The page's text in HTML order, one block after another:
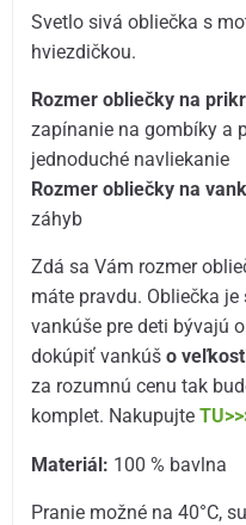
Svetlo sivá obliečka s
hviezdičkou.
Rozmer obliečky na
zapínanie na gombíky a
jednoduché navliekanie
Rozmer obliečky na
záhyb
Zdá sa Vám rozmer
máte pravdu. Obliečka
vankúše pre deti bývajú
dokúpiť vankúš o
za rozumnú cenu tak
komplet. Nakupujte
Materiál: 100 % bavlna
Pranie možné na 40°C,